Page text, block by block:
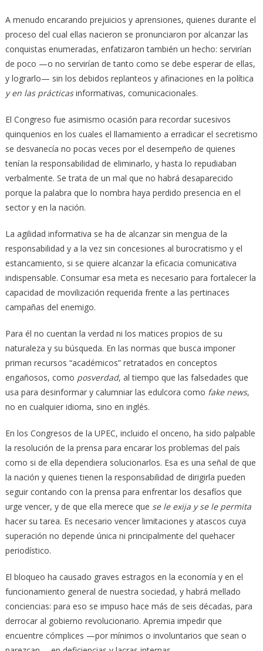
A menudo encarando prejuicios y aprensiones, quienes durante el
proceso del cual ellas nacieron se pronunciaron por alcanzar las
conquistas enumeradas, enfatizaron también un hecho: servirían
de poco —o no servirían de tanto como se debe esperar de ellas,
y lograrlo— sin los debidos replanteos y afinaciones en la política
y en las prácticasinformativas, comunicacionales.
El Congreso fue asimismo ocasión para recordar sucesivos
quinquenios en los cuales el llamamiento a erradicar el secretismo
se desvanecía no pocas veces por el desempeño de quienes
tenían la responsabilidad de eliminarlo, y hasta lo repudiaban
verbalmente. Se trata de un mal que no habrá desaparecido
porque la palabra que lo nombra haya perdido presencia en el
sector y en la nación.
La agilidad informativa se ha de alcanzar sin mengua de la
responsabilidad y a la vez sin concesiones al burocratismo y el
estancamiento, si se quiere alcanzar la eficacia comunicativa
indispensable. Consumar esa meta es necesario para fortalecer la
capacidad de movilización requerida frente a las pertinaces
campañas del enemigo.
Para él no cuentan la verdad ni los matices propios de su
naturaleza y su búsqueda. En las normas que busca imponer
priman recursos “académicos” retratados en conceptos
engañosos, como posverdad, al tiempo que las falsedades que
usa para desinformar y calumniar las edulcora como fake news,
no en cualquier idioma, sino en inglés.
En los Congresos de la UPEC, incluido el onceno, ha sido palpable
la resolución de la prensa para encarar los problemas del país
como si de ella dependiera solucionarlos. Esa es una señal de que
la nación y quienes tienen la responsabilidad de dirigirla pueden
seguir contando con la prensa para enfrentar los desafíos que
urge vencer, y de que ella merece que se le exija y se le permita
hacer su tarea. Es necesario vencer limitaciones y atascos cuya
superación no depende única ni principalmente del quehacer
periodístico.
El bloqueo ha causado graves estragos en la economía y en el
funcionamiento general de nuestra sociedad, y habrá mellado
conciencias: para eso se impuso hace más de seis décadas, para
derrocar al gobierno revolucionario. Apremia impedir que
encuentre cómplices —por mínimos o involuntarios que sean o